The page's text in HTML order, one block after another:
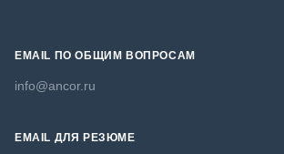
EMAIL ПО ОБЩИМ ВОПРОСАМ
info@ancor.ru
EMAIL ДЛЯ РЕЗЮМЕ